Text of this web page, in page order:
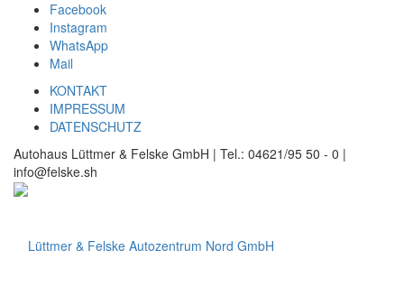
Facebook
Instagram
WhatsApp
Mail
KONTAKT
IMPRESSUM
DATENSCHUTZ
Autohaus Lüttmer & Felske GmbH | Tel.: 04621/95 50 - 0 |
info@felske.sh